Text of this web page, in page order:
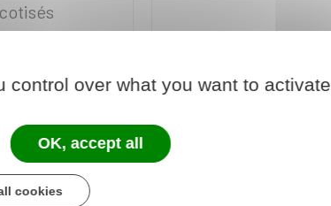
cotisés
over what you want to activate
OK, accept all
cookies